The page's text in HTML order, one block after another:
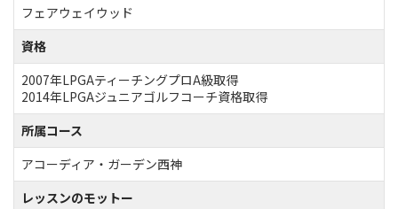
フェアウェイウッド
資格
2007年LPGAティーチングプロA級取得
2014年LPGAジュニアゴルフコーチ資格取得
所属コース
アコーディア・ガーデン西神
レッスンのモットー